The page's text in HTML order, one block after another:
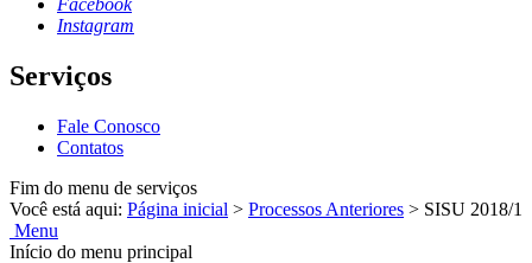
Instagram
Serviços
Fale Conosco
Contatos
Fim do menu de serviços
Você está aqui: Página inicial > Processos Anteriores > SISU 2018/1
Menu
Início do menu principal